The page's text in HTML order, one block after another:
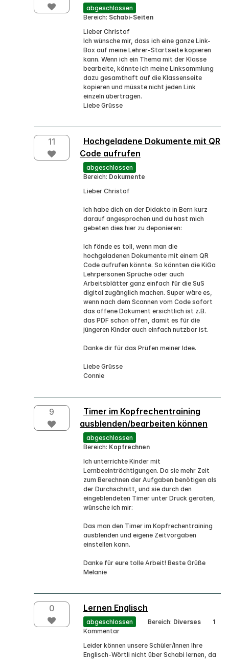
abgeschlossen
Bereich: Schabi-Seiten
Lieber Christof
Ich wünsche mir, dass ich eine ganze Link-
Box auf meine Lehrer-Startseite kopieren
kann. Wenn ich ein Thema mit der Klasse
bearbeite, könnte ich meine Linksammlung
dazu gesamthaft auf die Klassenseite
kopieren und müsste nicht jeden Link
einzeln übertragen.
Liebe Grüsse
11
Hochgeladene Dokumente mit QR
Code aufrufen
abgeschlossen
Bereich: Dokumente
Lieber Christof
Ich habe dich an der Didakta in Bern kurz
darauf angesprochen und du hast mich
gebeten dies hier zu deponieren:
Ich fände es toll, wenn man die
hochgeladenen Dokumente mit einem QR
Code aufrufen könnte. So könnten die KiGa
Lehrpersonen Sprüche oder auch
Arbeitsblätter ganz einfach für die SuS
digital zugänglich machen. Super wäre es,
wenn nach dem Scannen vom Code sofort
das offene Dokument ersichtlich ist z.B.
das PDF schon offen, damit es für die
jüngeren Kinder auch einfach nutzbar ist.
Danke dir für das Prüfen meiner Idee.
Liebe Grüsse
Connie
9
Timer im Kopfrechentraining
ausblenden/bearbeiten können
abgeschlossen
Bereich: Kopfrechnen
Ich unterrichte Kinder mit
Lernbeeinträchtigungen. Da sie mehr Zeit
zum Berechnen der Aufgaben benötigen als
der Durchschnitt, und sie durch den
eingeblendeten Timer unter Druck geraten,
wünsche ich mir:
Das man den Timer im Kopfrechentraining
ausblenden und eigene Zeitvorgaben
einstellen kann.
Danke für eure tolle Arbeit! Beste Grüße
Melanie
0 Lernen Englisch
abgeschlossen Bereich: Diverses
1
Kommentar
Leider können unsere Schüler/Innen Ihre
Englisch-Wörtli nicht über Schabi lernen, da